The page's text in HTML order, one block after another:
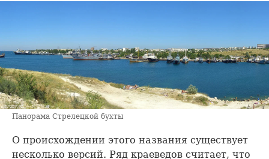
Панорама Стрелецкой бухты
О происхождении этого названия существует
несколько версий. Ряд краеведов считает, что